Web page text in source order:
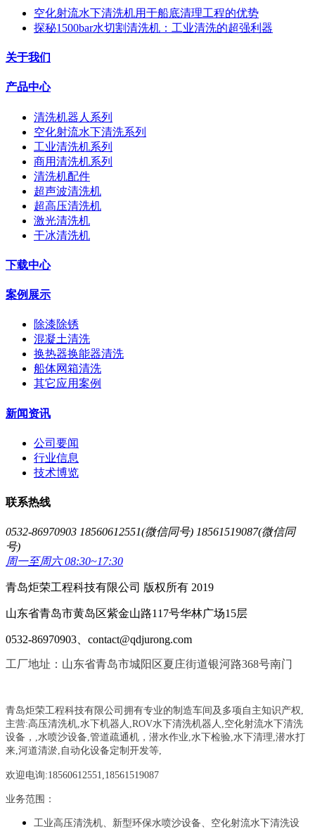
空化射流水下清洗机用于船底清理工程的优势
探秘1500bar水切割清洗机：工业清洗的超强利器
关于我们
产品中心
清洗机器人系列
空化射流水下清洗系列
工业清洗机系列
商用清洗机系列
清洗机配件
超声波清洗机
超高压清洗机
激光清洗机
干冰清洗机
下载中心
案例展示
除漆除锈
混凝土清洗
换热器换能器清洗
船体网箱清洗
其它应用案例
新闻资讯
公司要闻
行业信息
技术博览
联系热线
0532-86970903 18560612551(微信同号) 18561519087(微信同
号)
周一至周六 08:30~17:30
青岛炬荣工程科技有限公司 版权所有 2019
山东省青岛市黄岛区紫金山路117号华林广场15层
0532-86970903、contact@qdjurong.com
工厂地址：山东省青岛市城阳区夏庄街道银河路368号南门
青岛炬荣工程科技有限公司拥有专业的制造车间及多项自主知识产权,
主营:高压清洗机,水下机器人,ROV水下清洗机器人,空化射流水下清洗
设备， ,水喷沙设备,管道疏通机 ， 潜水作业,水下检验,水下清理,潜水打
来,河道清淤,自动化设备定制开发等,
欢迎电询:18560612551,18561519087
业务范围：
工业高压清洗机、新型环保水喷沙设备、空化射流水下清洗设